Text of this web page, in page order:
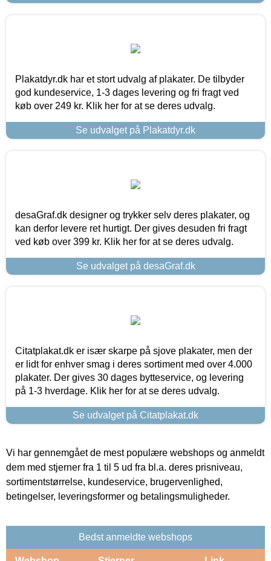
Plakatdyr.dk har et stort udvalg af plakater. De tilbyder
god kundeservice, 1-3 dages levering og fri fragt ved
køb over 249 kr. Klik her for at se deres udvalg.
Se udvalget på Plakatdyr.dk
desaGraf.dk designer og trykker selv deres plakater, og
kan derfor levere ret hurtigt. Der gives desuden fri fragt
ved køb over 399 kr. Klik her for at se deres udvalg.
Se udvalget på desaGraf.dk
Citatplakat.dk er især skarpe på sjove plakater, men der
er lidt for enhver smag i deres sortiment med over 4.000
plakater. Der gives 30 dages bytteservice, og levering
på 1-3 hverdage. Klik her for at se deres udvalg.
Se udvalget på Citatplakat.dk
Vi har gennemgået de mest populære webshops og anmeldt
dem med stjerner fra 1 til 5 ud fra bl.a. deres prisniveau,
sortimentstørrelse, kundeservice, brugervenlighed,
betingelser, leveringsformer og betalingsmuligheder.
Bedst anmeldte webshops